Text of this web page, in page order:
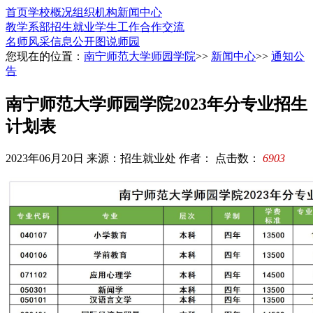
首页学校概况组织机构新闻中心
教学系部招生就业学生工作合作交流
名师风采信息公开图说师园
您现在的位置： 南宁师范大学师园学院>> 新闻中心>> 通知公
告
南宁师范大学师园学院2023年分专业招生
计划表
2023年06月20日 来源：招生就业处 作者： 点击数： 6903